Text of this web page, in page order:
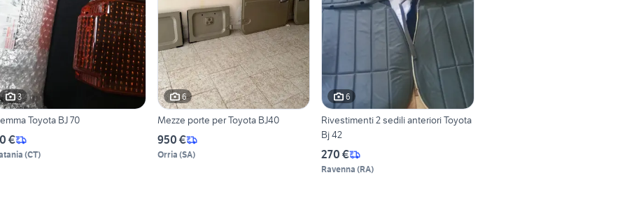
3
Toyota BJ 70
€
(CT)
6
Mezze porte per Toyota BJ40
950 €
Orria (SA)
6
Rivestimenti 2 sedili anteriori Toyota
Bj 42
270 €
Ravenna (RA)